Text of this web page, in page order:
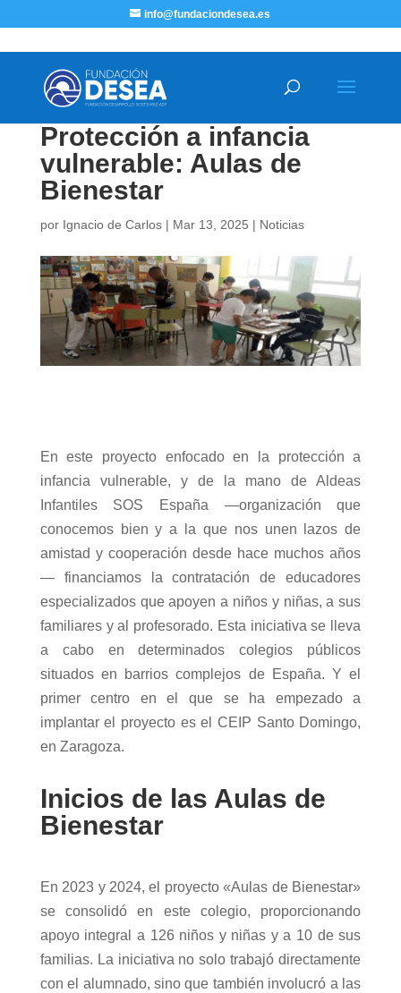
info@fundaciondesea.es
Protección a infancia
vulnerable: Aulas de
Bienestar
por Ignacio de Carlos| Mar 13, 2025 | Noticias
En este proyecto enfocado en la protección a
infancia vulnerable, y de la mano de Aldeas
Infantiles SOS España —organización que
conocemos bien y a la que nos unen lazos de
amistad y cooperación desde hace muchos años
— financiamos la contratación de educadores
especializados que apoyen a niños y niñas, a sus
familiares y al profesorado. Esta iniciativa se lleva
a cabo en determinados colegios públicos
situados en barrios complejos de España. Y el
primer centro en el que se ha empezado a
implantar el proyecto es el CEIP Santo Domingo,
en Zaragoza.
Inicios de las Aulas de
Bienestar
En 2023 y 2024, el proyecto «Aulas de Bienestar»
se consolidó en este colegio, proporcionando
apoyo integral a 126 niños y niñas y a 10 de sus
familias. La iniciativa no solo trabajó directamente
con el alumnado, sino que también involucró a las